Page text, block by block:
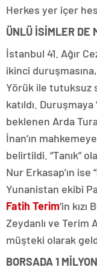
Herkes yer içer
ÜNLÜ İSİMLER DE
İstanbul 41. Ağır
ikinci
Yörük ile tutuksuz
katıldı. Duruşmaya
beklenen Arda
İnan’ın
belirtildi. “Tanık”
Nur Erkasap’ın
Yunanistan ekibi
Fatih Terim‘in
Zeydanlı ve Terim
müşteki olarak
BORSADA 1